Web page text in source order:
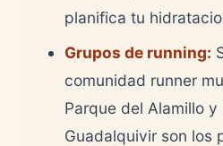
planifica tu
Grupos de running:
comunidad runner
Parque del Alamillo y
Guadalquivir son los